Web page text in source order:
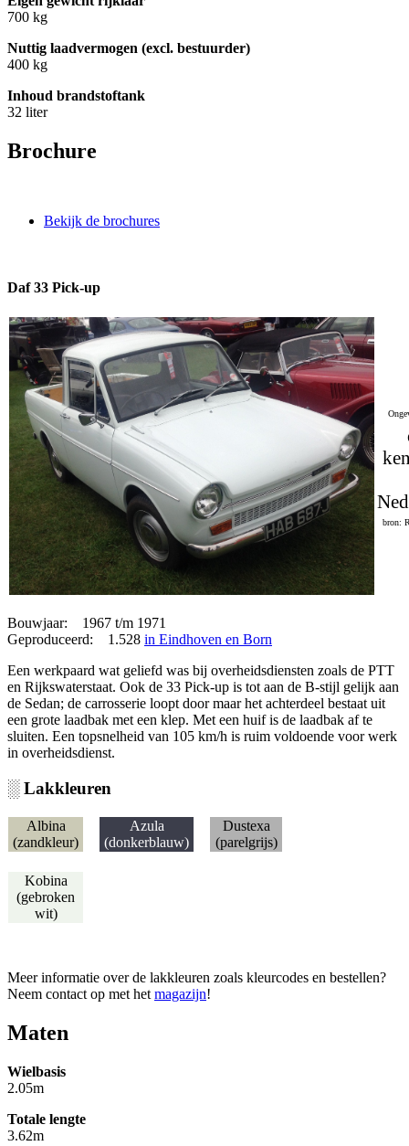
700 kg
Nuttig laadvermogen (excl. bestuurder)
400 kg
Inhoud brandstoftank
32 liter
Brochure
Bekijk de brochures
Daf 33 Pick-up
bron:
Bouwjaar: 1967 t/m 1971
Geproduceerd: 1.528 in Eindhoven en Born
Een werkpaard wat geliefd was bij overheidsdiensten zoals de PTT
en Rijkswaterstaat. Ook de 33 Pick-up is tot aan de B-stijl gelijk aan
de Sedan; de carrosserie loopt door maar het achterdeel bestaat uit
een grote laadbak met een klep. Met een huif is de laadbak af te
sluiten. Een topsnelheid van 105 km/h is ruim voldoende voor werk
in overheidsdienst.
░ Lakkleuren
Albina
(zandkleur)
Azula
(donkerblauw)
Dustexa
(parelgrijs)
Kobina
(gebroken
wit)
Meer informatie over de lakkleuren zoals kleurcodes en bestellen?
Neem contact op met het magazijn!
Maten
Wielbasis
2.05m
Totale lengte
3.62m